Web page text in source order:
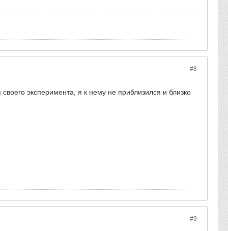
#8
эксперимента, я к нему не приблизился и близко
#9